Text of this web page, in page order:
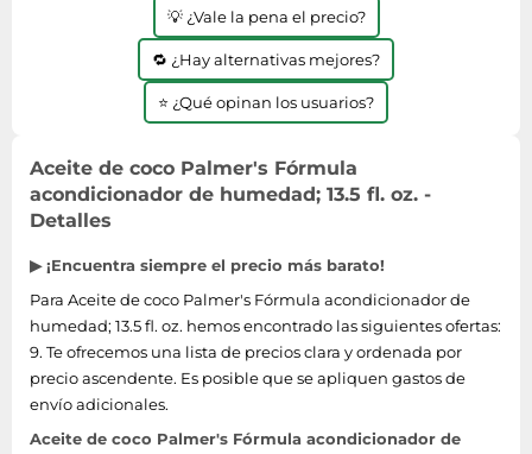
💡 ¿Vale la pena el precio?
🔁 ¿Hay alternativas mejores?
⭐ ¿Qué opinan los usuarios?
Aceite de coco Palmer's Fórmula
acondicionador de humedad; 13.5 fl. oz. -
Detalles
▶ ¡Encuentra siempre el precio más barato!
Para Aceite de coco Palmer's Fórmula acondicionador de
humedad; 13.5 fl. oz. hemos encontrado las siguientes ofertas:
9. Te ofrecemos una lista de precios clara y ordenada por
precio ascendente. Es posible que se apliquen gastos de
envío adicionales.
Aceite de coco Palmer's Fórmula acondicionador de